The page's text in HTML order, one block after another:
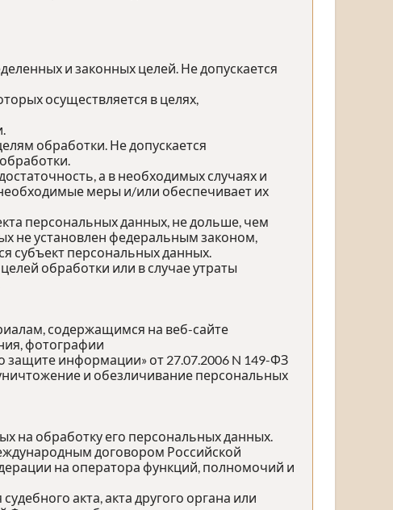
и законных целей. Не допускается
осуществляется в целях,
обработки. Не допускается
а в необходимых случаях и
меры и/или обеспечивает их
персональных данных, не дольше, чем
не установлен федеральным законом,
субъект персональных данных.
обработки или в случае утраты
содержащимся на веб-сайте
фотографии
информации» от 27.07.2006 N 149-ФЗ
и обезличивание персональных
на обработку его персональных данных.
договором Российской
на оператора функций, полномочий и
акта, акта другого органа или